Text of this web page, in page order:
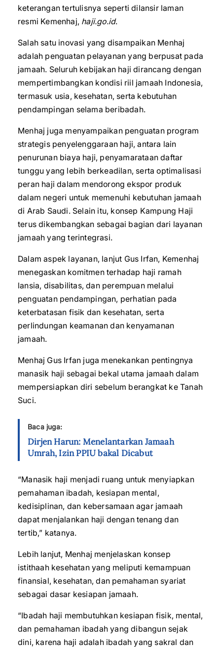
keterangan tertulisnya seperti dilansir laman
resmi Kemenhaj, haji.go.id.
Salah satu inovasi yang disampaikan Menhaj
adalah penguatan pelayanan yang berpusat pada
jamaah. Seluruh kebijakan haji dirancang dengan
mempertimbangkan kondisi riil jamaah Indonesia,
termasuk usia, kesehatan, serta kebutuhan
pendampingan selama beribadah.
Menhaj juga menyampaikan penguatan program
strategis penyelenggaraan haji, antara lain
penurunan biaya haji, penyamarataan daftar
tunggu yang lebih berkeadilan, serta optimalisasi
peran haji dalam mendorong ekspor produk
dalam negeri untuk memenuhi kebutuhan jamaah
di Arab Saudi. Selain itu, konsep Kampung Haji
terus dikembangkan sebagai bagian dari layanan
jamaah yang terintegrasi.
Dalam aspek layanan, lanjut Gus Irfan, Kemenhaj
menegaskan komitmen terhadap haji ramah
lansia, disabilitas, dan perempuan melalui
penguatan pendampingan, perhatian pada
keterbatasan fisik dan kesehatan, serta
perlindungan keamanan dan kenyamanan
jamaah.
Menhaj Gus Irfan juga menekankan pentingnya
manasik haji sebagai bekal utama jamaah dalam
mempersiapkan diri sebelum berangkat ke Tanah
Suci.
Baca juga:
Dirjen Harun: Menelantarkan Jamaah
Umrah, Izin PPIU bakal Dicabut
“Manasik haji menjadi ruang untuk menyiapkan
pemahaman ibadah, kesiapan mental,
kedisiplinan, dan kebersamaan agar jamaah
dapat menjalankan haji dengan tenang dan
tertib,” katanya.
Lebih lanjut, Menhaj menjelaskan konsep
istithaah kesehatan yang meliputi kemampuan
finansial, kesehatan, dan pemahaman syariat
sebagai dasar kesiapan jamaah.
“Ibadah haji membutuhkan kesiapan fisik, mental,
dan pemahaman ibadah yang dibangun sejak
dini, karena haji adalah ibadah yang sakral dan